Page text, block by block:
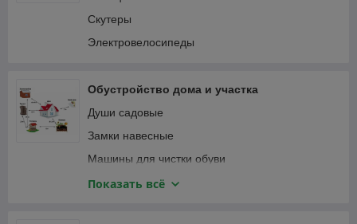
Пылесосы автомобильные
Специализированный автоинструмент
Соединители садовые
Тапенеры (степлеры) для подвязки растений
Шланги садовые
Веревка, канаты
Скутеры
Электровелосипеды
Обустройство дома и участка
Души садовые
Замки навесные
Машины для чистки обуви
Мебель и интерьер
Показать всё